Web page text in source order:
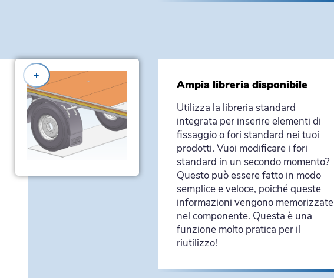
+
Ampia libreria disponibile
Utilizza la libreria standard
integrata per inserire elementi di
fissaggio o fori standard nei tuoi
prodotti. Vuoi modificare i fori
standard in un secondo momento?
Questo può essere fatto in modo
semplice e veloce, poiché queste
informazioni vengono memorizzate
nel componente. Questa è una
funzione molto pratica per il
riutilizzo!